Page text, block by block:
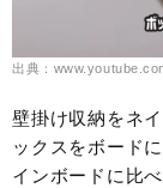
出典：
壁掛け収納をネ
ックスをボード
インボードに比